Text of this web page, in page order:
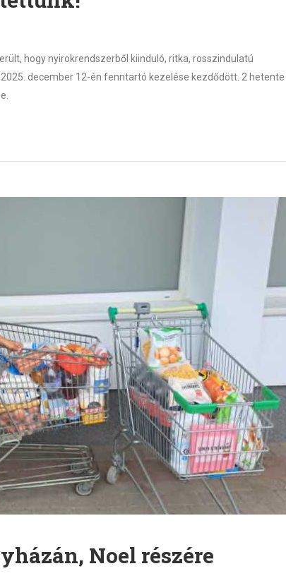
hogy nyirokrendszerből kiinduló, ritka, rosszindulatú
december 12-én fenntartó kezelése kezdődött. 2 hetente
Noel részére